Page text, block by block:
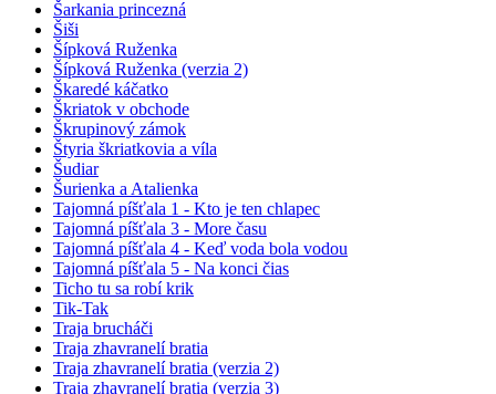
Šarkania princezná
Šiši
Šípková Ruženka
Šípková Ruženka (verzia 2)
Škaredé káčatko
Škriatok v obchode
Škrupinový zámok
Štyria škriatkovia a víla
Šudiar
Šurienka a Atalienka
Tajomná píšťala 1 - Kto je ten chlapec
Tajomná píšťala 3 - More času
Tajomná píšťala 4 - Keď voda bola vodou
Tajomná píšťala 5 - Na konci čias
Ticho tu sa robí krik
Tik-Tak
Traja brucháči
Traja zhavranelí bratia
Traja zhavranelí bratia (verzia 2)
Traja zhavranelí bratia (verzia 3)